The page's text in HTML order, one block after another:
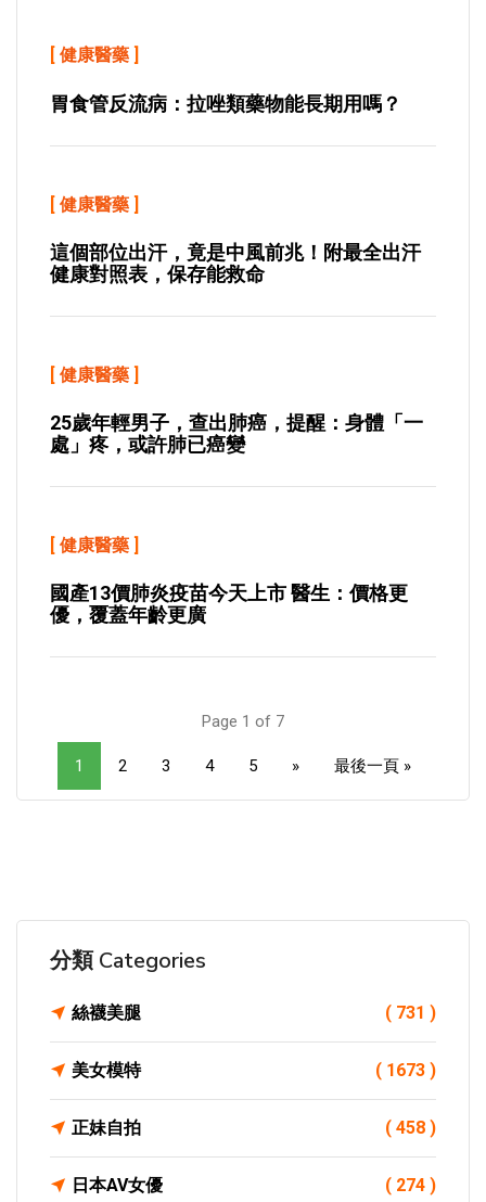
[ 健康醫藥 ]
胃食管反流病：拉唑類藥物能長期用嗎？
[ 健康醫藥 ]
這個部位出汗，竟是中風前兆！附最全出汗
健康對照表，保存能救命
[ 健康醫藥 ]
25歲年輕男子，查出肺癌，提醒：身體「一
處」疼，或許肺已癌變
[ 健康醫藥 ]
國產13價肺炎疫苗今天上市 醫生：價格更
優，覆蓋年齡更廣
Page 1 of 7
1 2 3 4 5 » 最後一頁 »
分類 Categories
絲襪美腿 ( 731 )
美女模特 ( 1673 )
正妹自拍 ( 458 )
日本AV女優 ( 274 )